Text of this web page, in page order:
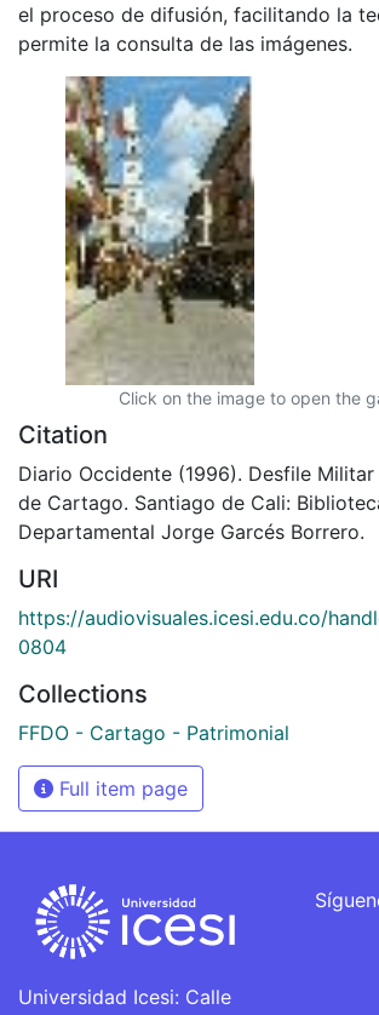
el proceso de difusión, facilitando la
permite la consulta de las imágenes.
Click on the image to open the
Citation
Diario Occidente (1996). Desfile
de Cartago. Santiago de Cali:
Departamental Jorge Garcés Borrero.
URI
https://audiovisuales.icesi.edu.co/
0804
Collections
FFDO - Cartago - Patrimonial
Full item page
Universidad Icesi: Calle